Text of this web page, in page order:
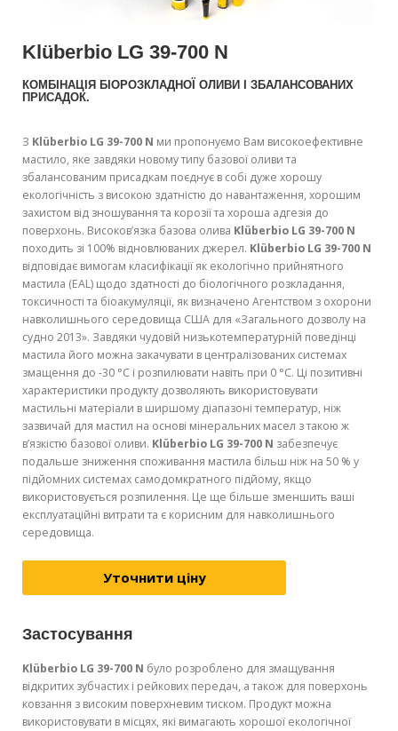
Klüberbio LG 39-700 N
КОМБІНАЦІЯ БІОРОЗКЛАДНОЇ ОЛИВИ І ЗБАЛАНСОВАНИХ
ПРИСАДОК.
З Klüberbio LG 39-700 N ми пропонуємо Вам високоефективне
мастило, яке завдяки новому типу базової оливи та
збалансованим присадкам поєднує в собі дуже хорошу
екологічність з високою здатністю до навантаження, хорошим
захистом від зношування та корозії та хороша адгезія до
поверхонь. Високов’язка базова олива Klüberbio LG 39-700 N
походить зі 100% відновлюваних джерел. Klüberbio LG 39-700 N
відповідає вимогам класифікації як екологічно прийнятного
мастила (EAL) щодо здатності до біологічного розкладання,
токсичності та біоакумуляції, як визначено Агентством з охорони
навколишнього середовища США для «Загального дозволу на
судно 2013». Завдяки чудовій низькотемпературній поведінці
мастила його можна закачувати в централізованих системах
змащення до -30 °C і розпилювати навіть при 0 °C. Ці позитивні
характеристики продукту дозволяють використовувати
мастильні матеріали в ширшому діапазоні температур, ніж
зазвичай для мастил на основі мінеральних масел з такою ж
в’язкістю базової оливи. Klüberbio LG 39-700 N забезпечує
подальше зниження споживання мастила більш ніж на 50 % у
підйомних системах самодомкратного підйому, якщо
використовується розпилення. Це ще більше зменшить ваші
експлуатаційні витрати та є корисним для навколишнього
середовища.
Уточнити ціну
Застосування
Klüberbio LG 39-700 N було розроблено для змащування
відкритих зубчастих і рейкових передач, а також для поверхонь
ковзання з високим поверхневим тиском. Продукт можна
використовувати в місцях, які вимагають хорошої екологічної